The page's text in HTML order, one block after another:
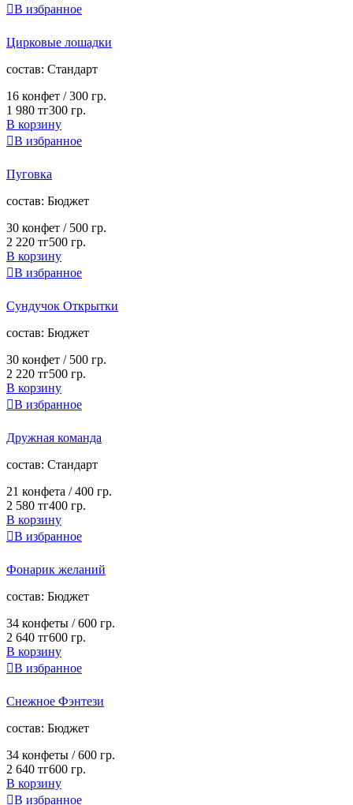
В избранное
Цирковые лошадки
cостав: Стандарт
16 конфет /300 гр.
1 980 тг300 гр.
В корзину
В избранное
Пуговка
cостав: Бюджет
30 конфет / 500 гр.
2 220 тг500 гр.
В корзину
В избранное
Сундучок Открытки
cостав: Бюджет
30 конфет / 500 гр.
2 220 тг500 гр.
В корзину
В избранное
Дружная команда
cостав: Стандарт
21 конфета /400 гр.
2 580 тг400 гр.
В корзину
В избранное
Фонарик желаний
cостав: Бюджет
34 конфеты /600 гр.
2 640 тг600 гр.
В корзину
В избранное
Снежное Фэнтези
cостав: Бюджет
34 конфеты /600 гр.
2 640 тг600 гр.
В корзину
В избранное